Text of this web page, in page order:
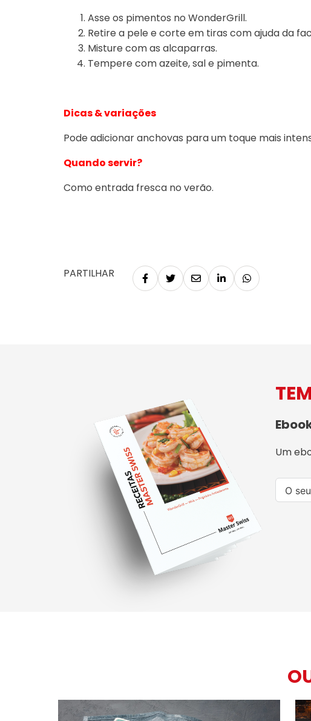
Asse os pimentos no WonderGrill.
Retire a pele e corte em tiras com ajuda da
Misture com as alcaparras.
Tempere com azeite, sal e pimenta.
Dicas & variações
Pode adicionar anchovas para um toque mais
Quando servir?
Como entrada fresca no verão.
PARTILHAR
Um